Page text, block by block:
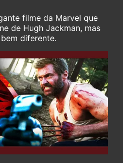
filme da Marvel que
de Hugh Jackman, mas
diferente.